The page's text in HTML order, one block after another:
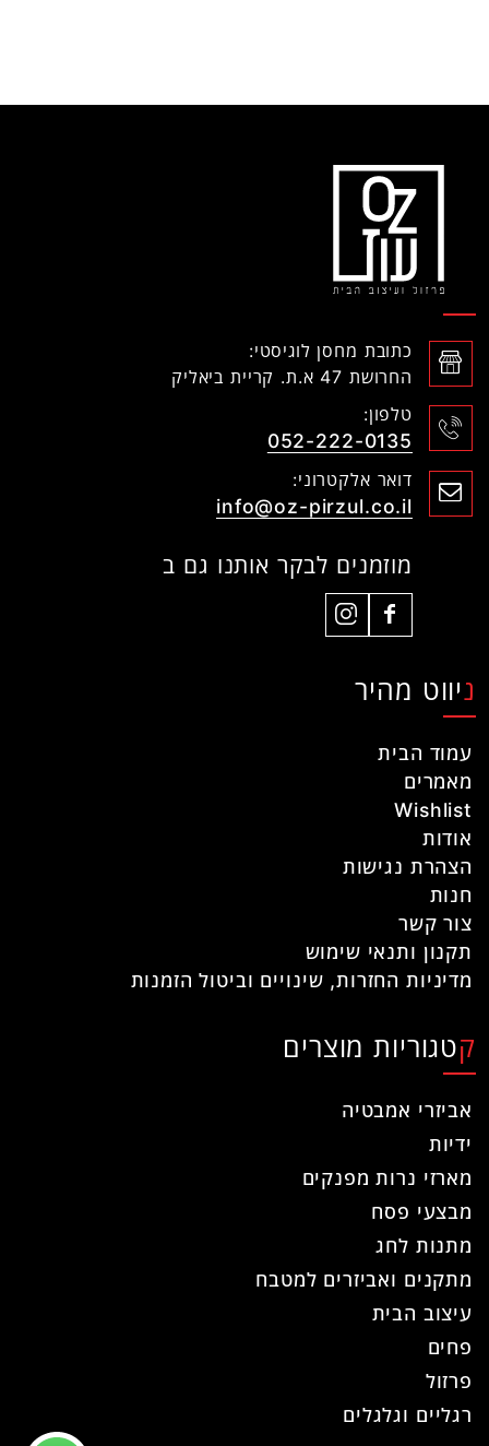
כתובת מחסן לוגיסטי:
החרושת 47 א.ת. קריית ביאליק
טלפון:
052-222-0135
דואר אלקטרוני:
info@oz-pirzul.co.il
מוזמנים לבקר אותנו גם ב
ניווט מהיר
עמוד הבית
מאמרים
Wishlist
אודות
הצהרת נגישות
חנות
צור קשר
תקנון ותנאי שימוש
מדיניות החזרות, שינויים וביטול הזמנות
קטגוריות מוצרים
אביזרי אמבטיה
ידיות
מארזי נרות מפנקים
מבצעי פסח
מתנות לחג
מתקנים ואביזרים למטבח
עיצוב הבית
פחים
פרזול
רגליים וגלגלים